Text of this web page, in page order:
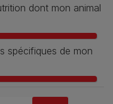
dont mon animal
spécifiques de mon